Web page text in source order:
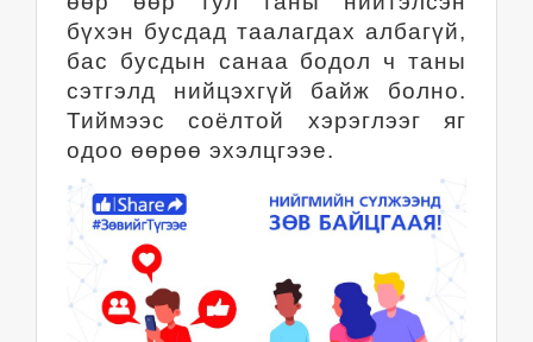
бүхэн бусдад таалагдах албагүй,
бас бусдын санаа бодол ч таны
сэтгэлд нийцэхгүй байж болно.
Тиймээс соёлтой хэрэглээг яг
одоо өөрөө эхэлцгээе.